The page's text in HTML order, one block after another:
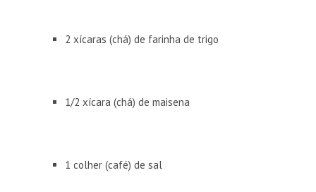
2 xícaras (chá) de farinha de trigo
1/2 xícara (chá) de maisena
1 colher (café) de sal